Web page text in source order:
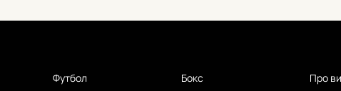
Футбол
Бокс
Про